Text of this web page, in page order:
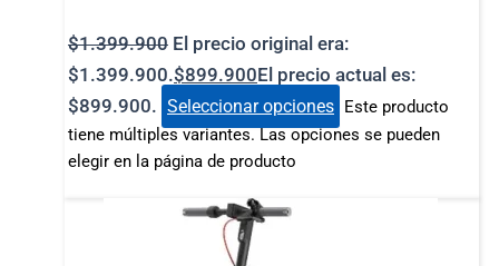
$1.399.900 El precio original era:
$1.399.900.$899.900El precio actual es:
$899.900. Seleccionar opciones Este producto
tiene múltiples variantes. Las opciones se pueden
elegir en la página de producto